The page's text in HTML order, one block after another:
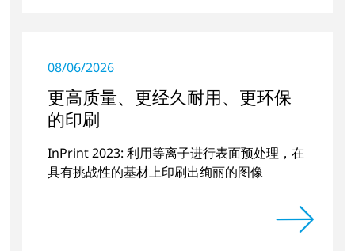
08/06/2026
更高质量、更经久耐用、更环保
的印刷
InPrint 2023: 利用等离子进行表面预处理，在
具有挑战性的基材上印刷出绚丽的图像